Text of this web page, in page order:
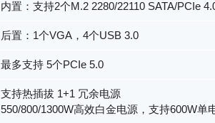
内置：支持2个M.2 2280/22110 SATA/PCIe
后置：1个VGA，4个USB 3.0
最多支持 5个PCIe 5.0
支持热插拔 1+1 冗余电源
550/800/1300W高效白金电源，支持600W单